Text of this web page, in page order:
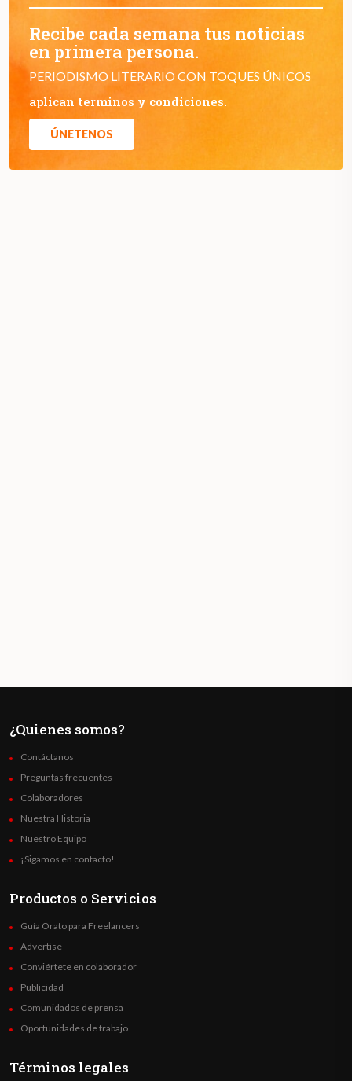
Recibe cada semana tus noticias
en primera persona.
PERIODISMO LITERARIO CON TOQUES ÚNICOS
aplican terminos y condiciones.
ÚNETENOS
¿Quienes somos?
Contáctanos
Preguntas frecuentes
Colaboradores
Nuestra Historia
Nuestro Equipo
¡Sigamos en contacto!
Productos o Servicios
Guía Orato para Freelancers
Advertise
Conviértete en colaborador
Publicidad
Comunidados de prensa
Oportunidades de trabajo
Términos legales